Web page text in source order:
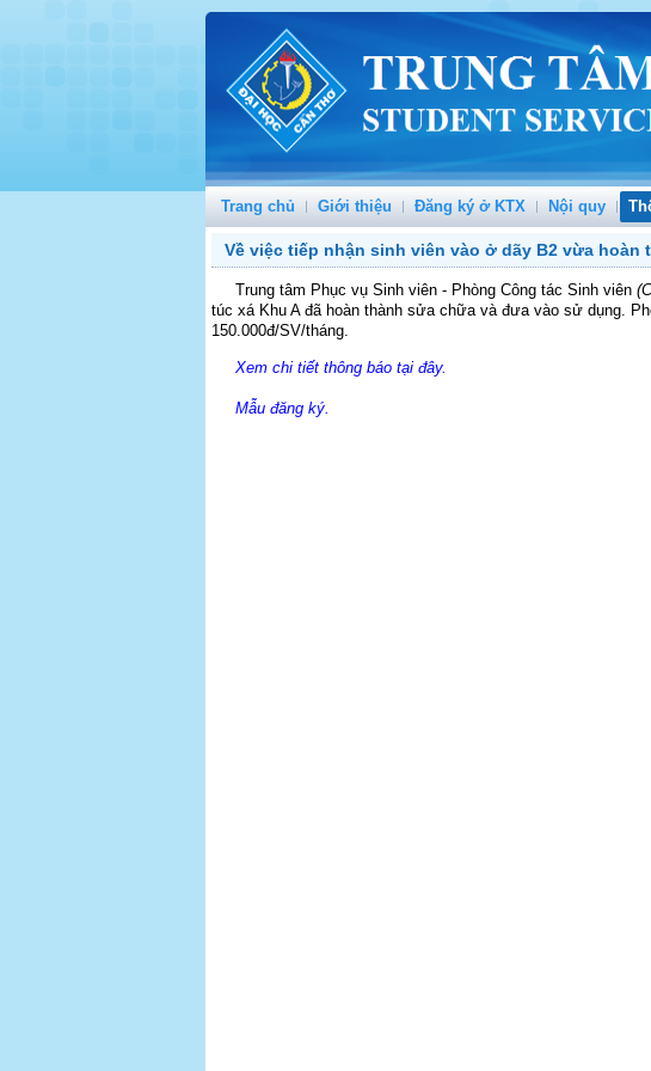
Trang chủ Giới thiệu Đăng ký ở KTX Nội quy
Về việc tiếp nhận sinh viên vào ở dãy B2 vừa hoàn
Trung tâm Phục vụ Sinh viên - Phòng Công tác Sinh viên
túc xá Khu A đã hoàn thành sửa chữa và đưa vào sử dụng.
150.000đ/SV/tháng.
Xem chi tiết thông báo tại đây.
Mẫu đăng ký.